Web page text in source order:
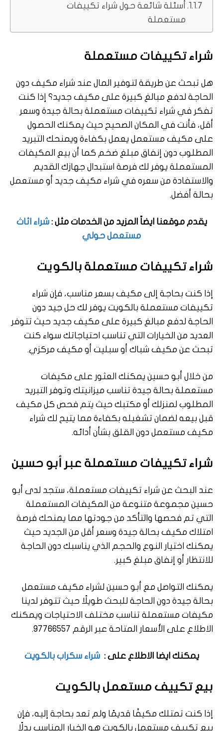
أسئلة شائعة حول شراء تكييفات
مستعملة
شراء تكييفات مستعملة
هل تبحث عن طريقة لتوفير المال عند شراء مكيف دون
الحاجة لدفع مبالغ كبيرة على مكيف جديد؟ إذا كنت
تفكر في شراء تكييفات مستعملة بحالة جيدة وسعر
أقل، فأنت في المكان الصحيح حيث يمكنك الحصول
على مكيف مستعمل يعمل بكفاءة ويمنحك التبريد
المطلوب دون إنفاق مبلغ ضخم كما أن بيع المكيفات
المستعملة يوفر لك فرصة استبدال جهازك القديم
والاستفادة من سعره في شراء مكيف جديد أو مستعمل
بحالة أفضل.
يقدم موقعنا ايضاً المزيد من الخدمات مثل :شراء اثاث
مستعمل حولي
شراء تكييفات مستعملة بالكويت
إذا كنت بحاجة إلى مكيف بسعر مناسب، فإن شراء
تكييفات مستعملة بالكويت يوفر لك حل جيد دون
الحاجة لدفع مبالغ كبيرة على مكيف جديد حيث تتوفر
العديد من الخيارات التي تناسب احتياجاتك سواء كنت
تبحث عن مكيف شباك أو سبليت أو مكيف مركزي.
من خلال أبو حسين يمكنك العثور على مكيفات
مستعملة بحالة جيدة تناسب ميزانيتك وتوفر التبريد
المطلوب لمنزلك أو مكتبك حيث يتم فحص كل مكيف
قبل بيعه لضمان تشغيله بكفاءة مما يتيح لك شراء
مكيف مستعمل دون القلق بشأن أدائه.
شراء تكييفات مستعملة عبر أبو حسين
عند البحث عن شراء تكييفات مستعملة، ستجد لدى أبو
حسين مجموعة متنوعة من المكيفات المستعملة
التي تم فحصها والتأكد من جودتها مما يمنحك فرصة
امتلاك مكيف بحالة جيدة وسعر أقل من الجديد حيث
يمكنك اختيار النوع والحجم الذي يناسبك دون الحاجة
للانتظار أو إنفاق مبلغ كبير.
يمكنك التواصل مع أبو حسين لشراء مكيف مستعمل
بحالة جيدة دون الحاجة للبحث طويلًا حيث تتوفر لدينا
مكيفات مستعملة تناسب مختلف الاحتياجات ويمكنك
الاطلاع على الأسعار المتاحة عبر الرقم 97766557.
يمكنك ايضا الاطلاع على : شراء سكراب بالكويت
بيع تكييف مستعمل بالكويت
إذا كنت تمتلك مكيفًا قديمًا ولم تعد بحاجة إليه، فإن
بيع تكييف مستعمل بالكويت هو الخيار المناسب بدلًا